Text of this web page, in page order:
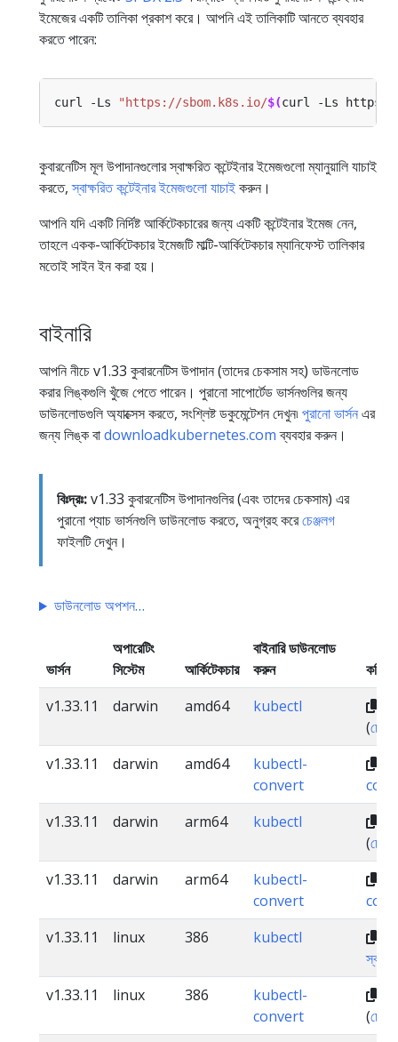
ইমেজের একটি তালিকা প্রকাশ করে। আপনি এই তালিকাটি আনতে ব্যবহার
করতে পারেন:
curl -Ls "https://sbom.k8s.io/$(curl -Ls
কুবারনেটিস মূল উপাদানগুলোর স্বাক্ষরিত কন্টেইনার ইমেজগুলো ম্যানুয়ালি যাচাই
করতে,স্বাক্ষরিত কন্টেইনার ইমেজগুলো যাচাইকরুন।
আপনি যদি একটি নির্দিষ্ট আর্কিটেকচারের জন্য একটি কন্টেইনার ইমেজ নেন,
তাহলে একক-আর্কিটেকচার ইমেজটি মাল্টি-আর্কিটেকচার ম্যানিফেস্ট তালিকার
মতোই সাইন ইন করা হয়।
বাইনারি
আপনি নীচে v1.33 কুবারনেটিস উপাদান (তাদের চেকসাম সহ) ডাউনলোড
করার লিঙ্কগুলি খুঁজে পেতে পারেন। পুরানো সাপোর্টেড ভার্সনগুলির জন্য
ডাউনলোডগুলি অ্যাক্সেস করতে, সংশ্লিষ্ট ডকুমেন্টেশন দেখুন৷ পুরানো ভার্সনএর
জন্য লিঙ্ক বাdownloadkubernetes.comব্যবহার করুন।
বিঃদ্রঃ:v1.33 কুবারনেটিস উপাদানগুলির (এবং তাদের চেকসাম) এর
পুরানো প্যাচ ভার্সনগুলি ডাউনলোড করতে, অনুগ্রহ করেচেঞ্জলগ
ফাইলটি দেখুন।
ডাউনলোড অপশন
ভার্সন
অপারেটিং
সিস্টেম
আর্কিটেকচার
বাইনারি ডাউনলোড
করুন
কপি
v1.33.11
darwin amd64 kubectl
(
v1.33.11
darwin amd64
kubectl-
convert
v1.33.11
darwin arm64 kubectl
(
v1.33.11
darwin arm64
kubectl-
convert
v1.33.11
linux 386 kubectl
স্বাক্ষর
v1.33.11
linux 386
kubectl-
convert
(